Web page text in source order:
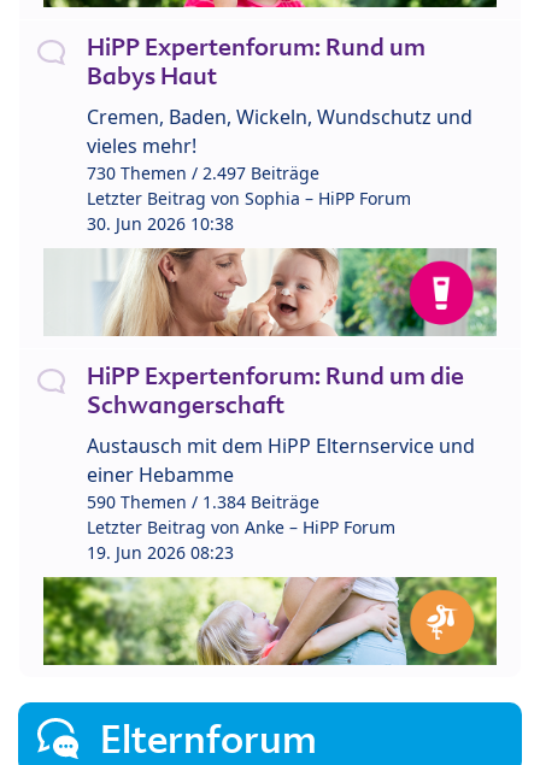
HiPP Expertenforum: Rund um
Babys Haut
Cremen, Baden, Wickeln, Wundschutz und
vieles mehr!
730 Themen / 2.497 Beiträge
Letzter Beitrag von Sophia – HiPP Forum
30. Jun 2026 10:38
HiPP Expertenforum: Rund um die
Schwangerschaft
Austausch mit dem HiPP Elternservice und
einer Hebamme
590 Themen / 1.384 Beiträge
Letzter Beitrag von Anke – HiPP Forum
19. Jun 2026 08:23
Elternforum